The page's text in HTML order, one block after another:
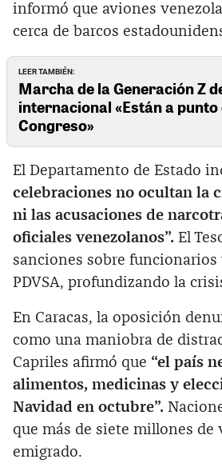
informó que aviones
cerca de barcos
LEER TAMBIÉN:
Marcha de la Generación Z
internacional «Están a
Congreso»
El Departamento de Estado
celebraciones no ocultan la
ni las acusaciones de
oficiales venezolanos”. El
sanciones sobre funcionarios
PDVSA, profundizando la
En Caracas, la oposición
como una maniobra de
Capriles afirmó que “el país
alimentos, medicinas y
Navidad en octubre”.
que más de siete millones de
emigrado.